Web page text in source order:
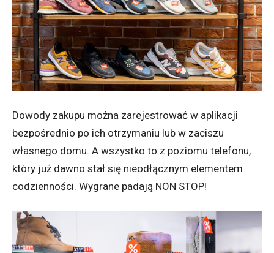
Dowody zakupu można zarejestrować w aplikacji
bezpośrednio po ich otrzymaniu lub w zaciszu
własnego domu. A wszystko to z poziomu telefonu,
który już dawno stał się nieodłącznym elementem
codzienności. Wygrane padają NON STOP!